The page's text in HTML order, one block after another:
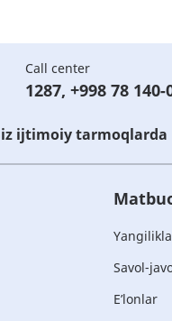
Call center
1287, +998 78 140-
ijtimoiy tarmoqlarda
Savol-
E’lonlar